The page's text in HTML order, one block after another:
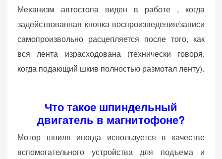
Механизм автостопа виден в работе , когда
задействованная кнопка воспроизведения/записи
самопроизвольно расцепляется после того, как
вся лента израсходована (технически говоря,
когда подающий шкив полностью размотал ленту).
Что такое шпиндельный
двигатель в магнитофоне?
Мотор шпиля иногда используется в качестве
вспомогательного устройства для подъема и